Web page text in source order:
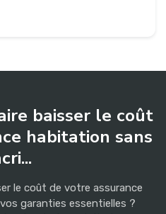
baisser le coût
habitation sans
le coût de votre assurance
garanties essentielles ?